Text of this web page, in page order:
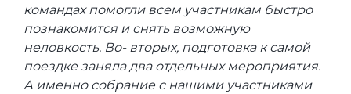
командах помогли всем участникам быстро
познакомится и снять возможную
неловкость. Во- вторых, подготовка к самой
поездке заняла два отдельных мероприятия.
А именно собрание с нашими участниками